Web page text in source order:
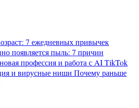
7 ежедневных привычек
появляется пыль: 7 причин
профессия и работа с AITikTok
и вирусные ниши Почему раньше